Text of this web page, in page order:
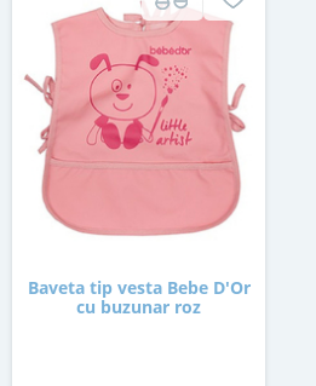
Baveta tip vesta Bebe D'Or
cu buzunar roz